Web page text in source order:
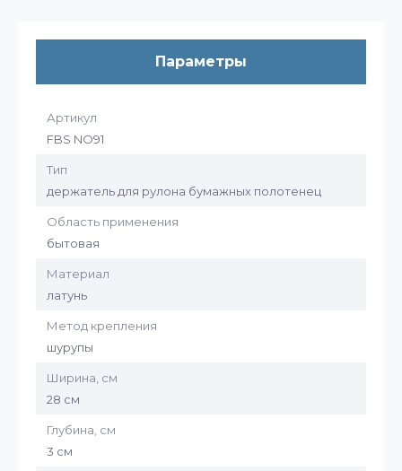
Параметры
Артикул
FBS NO91
Тип
держатель для рулона бумажных полотенец
Область применения
бытовая
Материал
латунь
Метод крепления
шурупы
Ширина, см
28 см
Глубина, см
3 см